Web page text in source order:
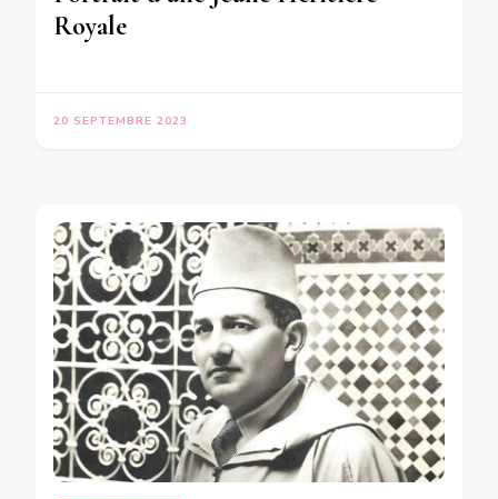
Royale
20 SEPTEMBRE 2023